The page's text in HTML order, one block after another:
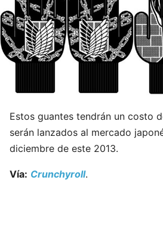
Estos guantes tendrán un costo
serán lanzados al mercado
diciembre de este 2013.
Vía: Crunchyroll.